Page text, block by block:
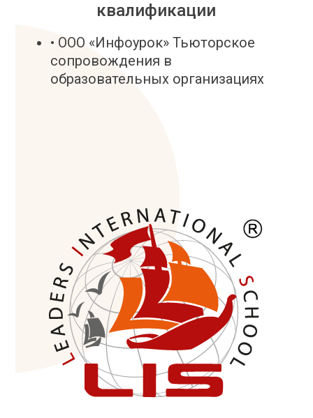
квалификации
• ООО «Инфоурок» Тьюторское
сопровождения в
образовательных организациях